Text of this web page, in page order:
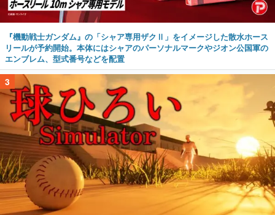
『機動戦士ガンダム』の「シャア専用ザクⅡ」をイメージした散水ホース
リールが予約開始。本体にはシャアのパーソナルマークやジオン公国軍の
エンブレム、型式番号などを配置
3